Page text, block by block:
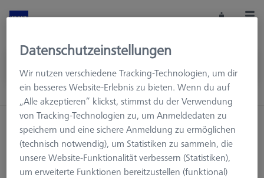
Startseite Maschinenzubehör
KMG Zubehör
Aufspannmittel
Paletten und Rasterplatten
Datenschutzeinstellungen
Wir nutzen verschiedene Tracking-Technologien, um dir
ein besseres Website-Erlebnis zu bieten. Wenn du auf
„Alle akzeptieren“ klickst, stimmst du der Verwendung
von Tracking-Technologien zu, um Anmeldedaten zu
speichern und eine sichere Anmeldung zu ermöglichen
(technisch notwendig), um Statistiken zu sammeln, die
unsere Website-Funktionalität verbessern (Statistiken),
um erweiterte Funktionen bereitzustellen (funktional)